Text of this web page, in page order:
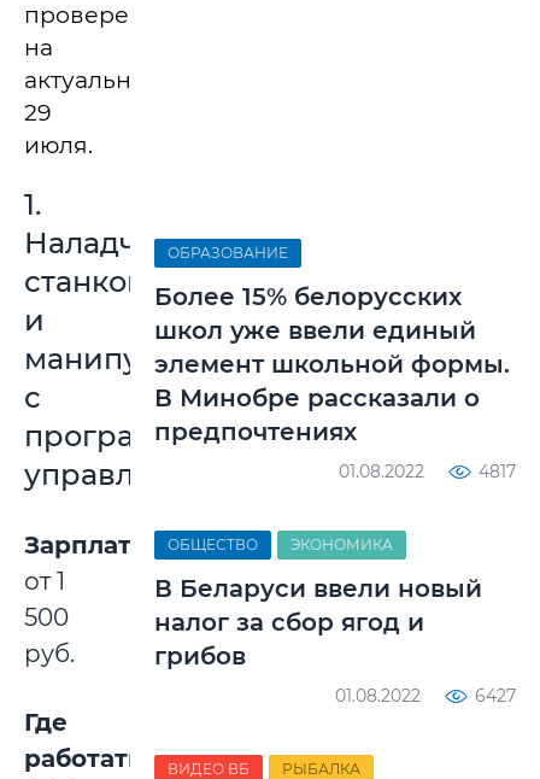
проверены
на
актуальность
29
июля.
1.
Наладчик
станков
и
манипуляторов
с
программным
управлением
Зарплата:
от 1
500
руб.
Где
работать:
ОБРАЗОВАНИЕ
Более 15% белорусских
школ уже ввели единый
элемент школьной формы.
В Минобре рассказали о
предпочтениях
01.08.2022 4817
ОБЩЕСТВО ЭКОНОМИКА
В Беларуси ввели новый
налог за сбор ягод и
грибов
01.08.2022 6427
ВИДЕО ВБ РЫБАЛКА